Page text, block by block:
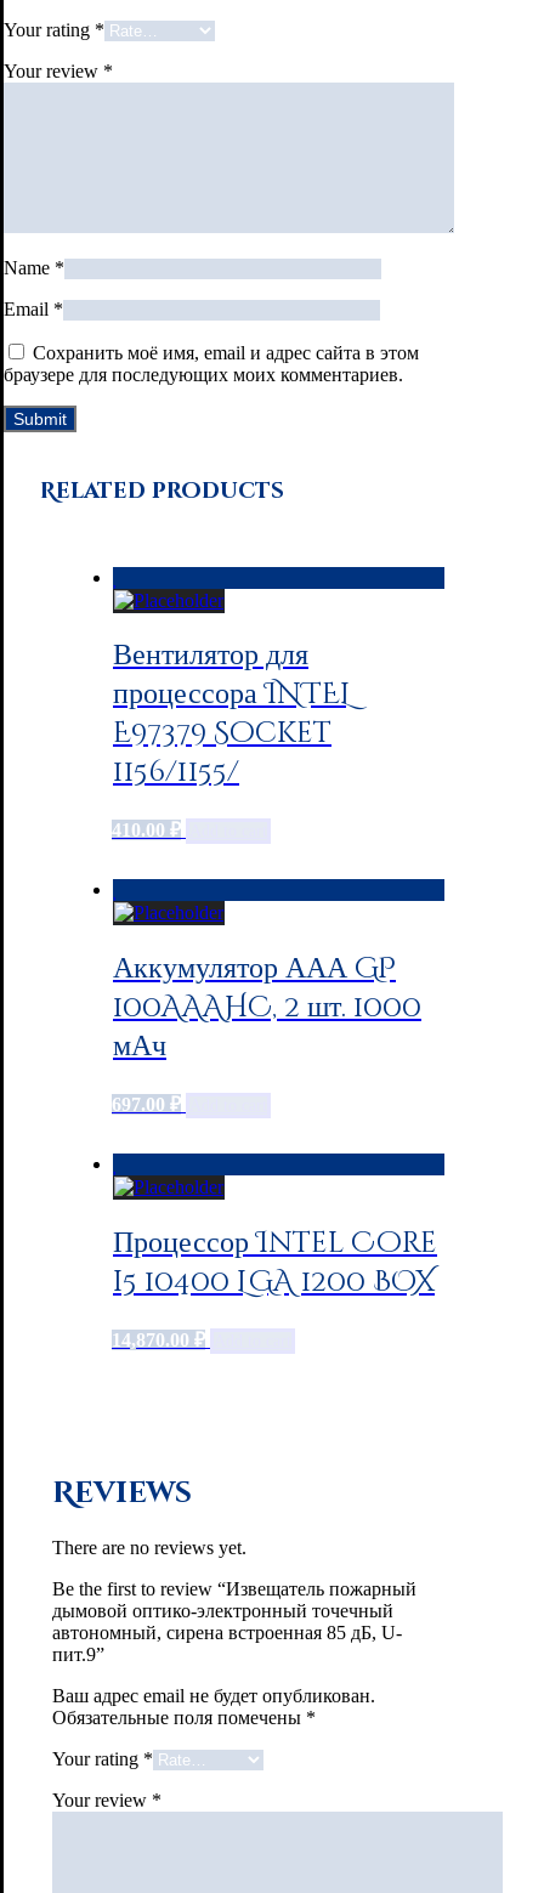
Your rating *
Your review *
Name *
Email *
Сохранить моё имя, email и адрес сайта в этом
браузере для последующих моих комментариев.
Related products
Вентилятор для
процессора INTEL
E97379 Socket
1156/1155/
410.00 ₽
Аккумулятор ААА GP
100AAAHC, 2 шт. 1000
мАч
697.00 ₽
Процессор Intel Core
i5 10400 LGA 1200 BOX
14,870.00 ₽
Reviews
There are no reviews yet.
Be the first to review “Извещатель пожарный
дымовой оптико-электронный точечный
автономный, сирена встроенная 85 дБ, U-
пит.9”
Ваш адрес email не будет опубликован.
Обязательные поля помечены *
Your rating *
Your review *